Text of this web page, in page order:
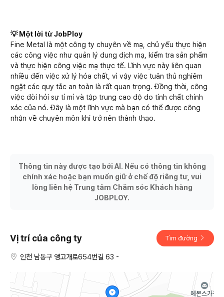
💡 Một lời từ JobPloy
Fine Metal là một công ty chuyên về mạ, chủ yếu thực hiện
các công việc như quản lý dung dịch mạ, kiểm tra sản phẩm
và thực hiện công việc mạ thực tế. Lĩnh vực này liên quan
nhiều đến việc xử lý hóa chất, vì vậy việc tuân thủ nghiêm
ngặt các quy tắc an toàn là rất quan trọng. Đồng thời, công
việc đòi hỏi sự tỉ mỉ và tập trung cao độ do tính chất chính
xác của nó. Đây là một lĩnh vực mà bạn có thể được công
nhận về chuyên môn khi trở nên thành thạo.
Thông tin này được tạo bởi AI. Nếu có thông tin không
chính xác hoặc bạn muốn giữ ở chế độ riêng tư, vui
lòng liên hệ Trung tâm Chăm sóc Khách hàng
JOBPLOY.
Vị trí của công ty Tìm đường
인천 남동구 앵고개로654번길 63 -